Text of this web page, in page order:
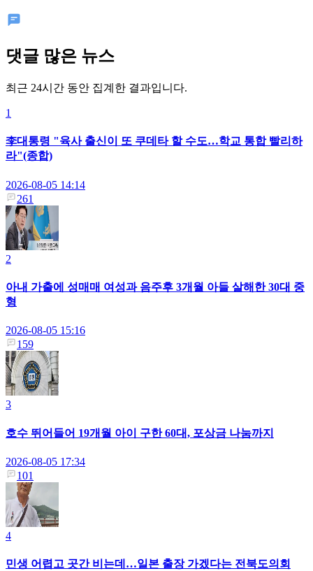
댓글 많은 뉴스
최근 24시간 동안 집계한 결과입니다.
1
李대통령 "육사 출신이 또 쿠데타 할 수도…학교 통합 빨리하
라"(종합)
2026-08-05 14:14
261
2
아내 가출에 성매매 여성과 음주후 3개월 아들 살해한 30대 중
형
2026-08-05 15:16
159
3
호수 뛰어들어 19개월 아이 구한 60대, 포상금 나눔까지
2026-08-05 17:34
101
4
민생 어렵고 곳간 비는데…일본 출장 가겠다는 전북도의회